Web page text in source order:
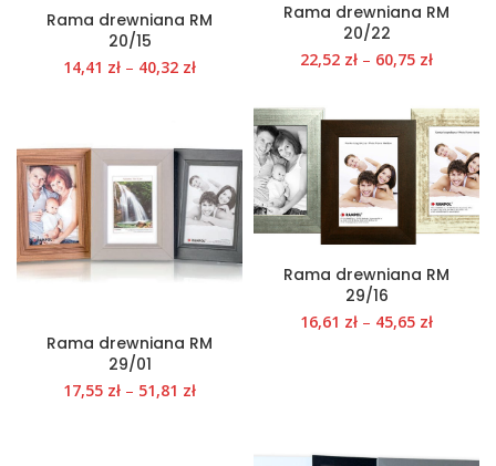
Rama drewniana RM
20/15
14,41 zł – 40,32 zł
Rama drewniana RM
20/22
22,52 zł – 60,75 zł
Rama drewniana RM
29/01
17,55 zł – 51,81 zł
Rama drewniana RM
29/16
16,61 zł – 45,65 zł